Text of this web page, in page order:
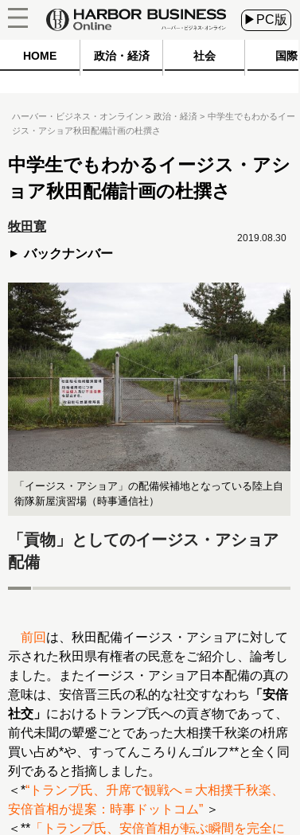
▶PC版
HOME 政治・経済 社会 国際
ハーバー・ビジネス・オンライン 政治・経済
中学生でもわかるイー
ジス・アショア秋田配備計画の杜撰さ
中学生でもわかるイージス・アシ
ョア秋田配備計画の杜撰さ
牧田寛
バックナンバー
2019.08.30
「イージス・アショア」の配備候補地となっている陸上自
衛隊新屋演習場（時事通信社）
「貢物」としてのイージス・アショア
配備
前回 は、秋田配備イージス・アショアに対して
示された秋田県有権者の民意をご紹介し、論考し
ました。またイージス・アショア日本配備の真の
意味は、安倍晋三氏の私的な社交すなわち
「安倍
社交」 におけるトランプ氏への貢ぎ物であって、
前代未聞の顰蹙ごとであった大相撲千秋楽の枡席
買い占め*や、すってんころりんゴルフ**と全く同
列であると指摘しました。
＜*“トランプ氏、升席で観戦へ＝大相撲千秋楽、
安倍首相が提案：時事ドットコム” ＞
＜** 「トランプ氏、安倍首相が転ぶ瞬間を完全に